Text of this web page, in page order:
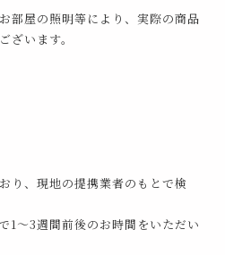
部屋の照明等により、実際の商品
ざいます。
り、現地の提携業者のもとで検
1～3週間前後のお時間をいただい